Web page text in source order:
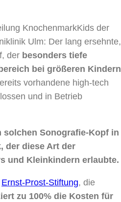
KnochenmarkKids der
Ulm: Der lang ersehnte,
der besonders tiefe
bei größeren Kindern
vorhandene high-tech
und in Betrieb
solchen Sonografie-Kopf in
der diese Art der
und Kleinkindern erlaubte.
Ernst-Prost-Stiftung, die
zu 100% die Kosten für